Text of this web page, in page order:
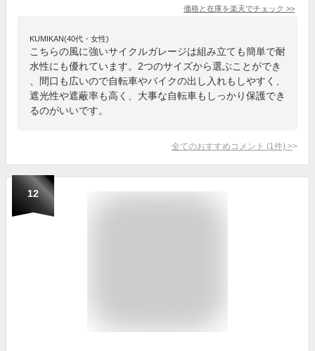
価格と在庫を楽天でチェック >>
KUMIKAN(40代・女性)
こちらの風に強いサイクルガレージは組み立ても簡単で耐
水性にも優れています。2つのサイズから選ぶことができ
、間口も広いので自転車やバイクの出し入れもしやすく、
遮光性や遮蔽率も高く、大事な自転車もしっかり保護でき
るのがいいです。
全てのおすすめコメント (1 件) >
12